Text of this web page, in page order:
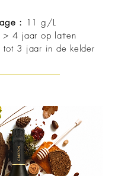
: 11 g/L
> 4 jaar op latten
tot 3 jaar in de kelder